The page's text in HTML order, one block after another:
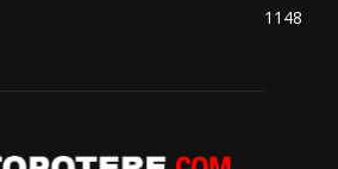
1148